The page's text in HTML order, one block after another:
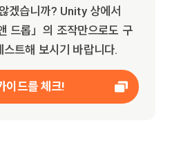
겠습니까? Unity 상에서
드롭」의 조작만으로도 구
트해 보시기 바랍니다.
이드를 체크!